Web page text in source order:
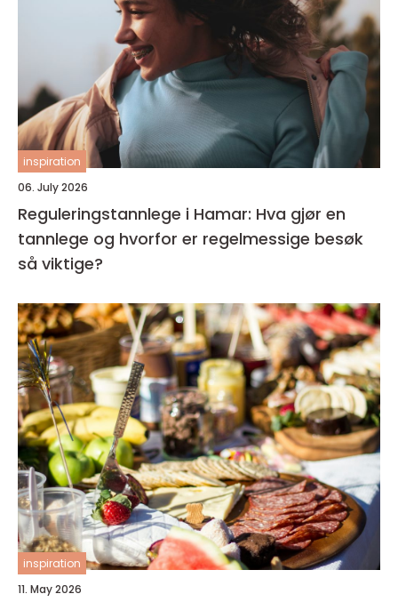
inspiration
06. July 2026
Reguleringstannlege i Hamar: Hva gjør en
tannlege og hvorfor er regelmessige besøk
så viktige?
inspiration
11. May 2026